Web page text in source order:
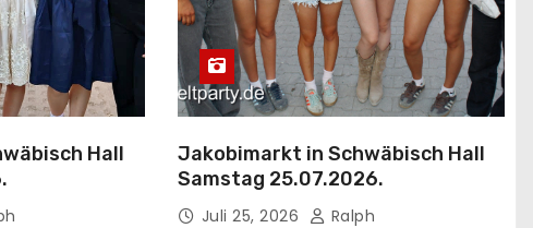
Hall
Jakobimarkt in Schwäbisch Hall
Samstag 25.07.2026.
Juli 25, 2026 Ralph